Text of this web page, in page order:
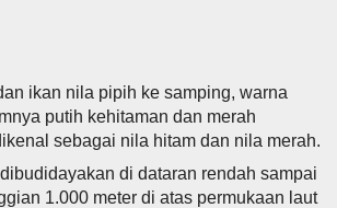
ikan nila pipih ke samping, warna
putih kehitaman dan merah
sebagai nila hitam dan nila merah.
di dataran rendah sampai
1.000 meter di atas permukaan laut